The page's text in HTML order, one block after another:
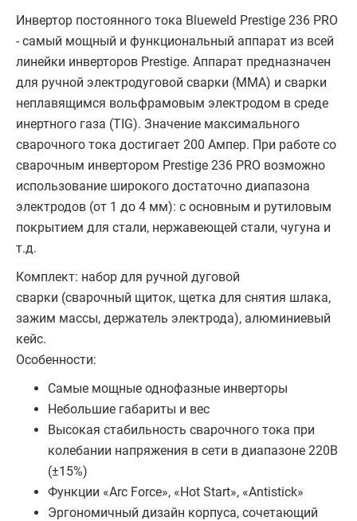
Инвертор постоянного тока Blueweld Prestige 236 PRO
- самый мощный и функциональный аппарат из всей
линейки инверторов Prestige. Аппарат предназначен
для ручной электродуговой сварки (ММА) и сварки
неплавящимся вольфрамовым электродом в среде
инертного газа (TIG). Значение максимального
сварочного тока достигает 200 Ампер. При работе со
сварочным инвертором Prestige 236 PRO возможно
использование широкого достаточно диапазона
электродов (от 1 до 4 мм): с основным и рутиловым
покрытием для стали, нержавеющей стали, чугуна и
т.д.
Комплект: набор для ручной дуговой
сварки (cварочный щиток, щетка для снятия шлака,
зажим массы, держатель электрода), алюминиевый
кейс.
Особенности:
Самые мощные однофазные инверторы
Небольшие габариты и вес
Высокая стабильность сварочного тока при
колебании напряжения в сети в диапазоне 220В
(±15%)
Функции «Arc Force», «Hot Start», «Antistick»
Эргономичный дизайн корпуса, сочетающий